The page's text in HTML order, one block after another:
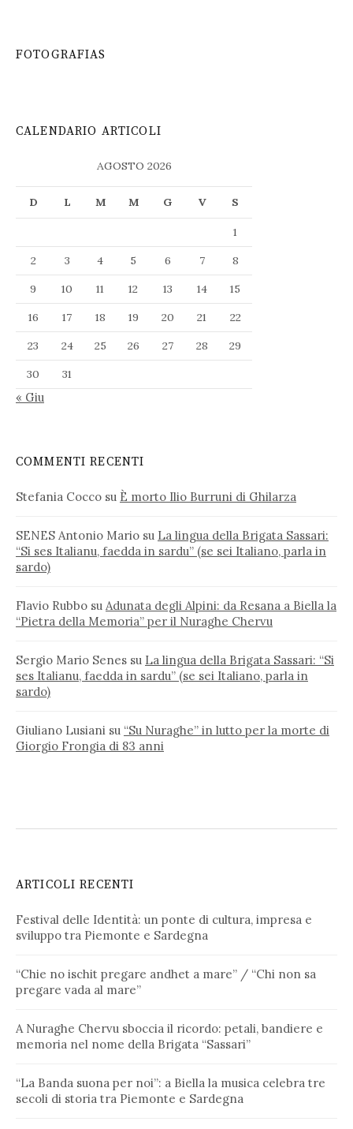
FOTOGRAFIAS
CALENDARIO ARTICOLI
AGOSTO 2026
D L M M G V S
1
2
3 4 5 6 7
8
9
10 11 12 13 14
15
16
17 18 19 20 21
22
23
24 25 26 27 28
29
30
31
« Giu
COMMENTI RECENTI
Stefania Cocco su È morto Ilio Burruni di Ghilarza
SENES Antonio Mario su La lingua della Brigata Sassari:
“Si ses Italianu, faedda in sardu” (se sei Italiano, parla in
sardo)
Flavio Rubbo su Adunata degli Alpini: da Resana a Biella la
“Pietra della Memoria” per il Nuraghe Chervu
Sergio Mario Senes su La lingua della Brigata Sassari: “Si
ses Italianu, faedda in sardu” (se sei Italiano, parla in
sardo)
Giuliano Lusiani su “Su Nuraghe” in lutto per la morte di
Giorgio Frongia di 83 anni
ARTICOLI RECENTI
Festival delle Identità: un ponte di cultura, impresa e
sviluppo tra Piemonte e Sardegna
“Chie no ischit pregare andhet a mare” / “Chi non sa
pregare vada al mare”
A Nuraghe Chervu sboccia il ricordo: petali, bandiere e
memoria nel nome della Brigata “Sassari”
“La Banda suona per noi”: a Biella la musica celebra tre
secoli di storia tra Piemonte e Sardegna